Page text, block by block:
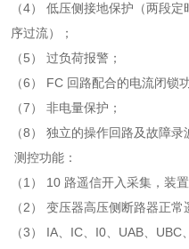
（4） 低压侧接地保护（两段
序过流）；
（5） 过负荷报警；
（6） FC 回路配合的电流闭锁
（7） 非电量保护；
（8） 独立的操作回路及故障录
测控功能：
（1） 10 路遥信开入采集，装
（2） 变压器高压侧断路器正常
（3） IA、IC、I0、UAB、